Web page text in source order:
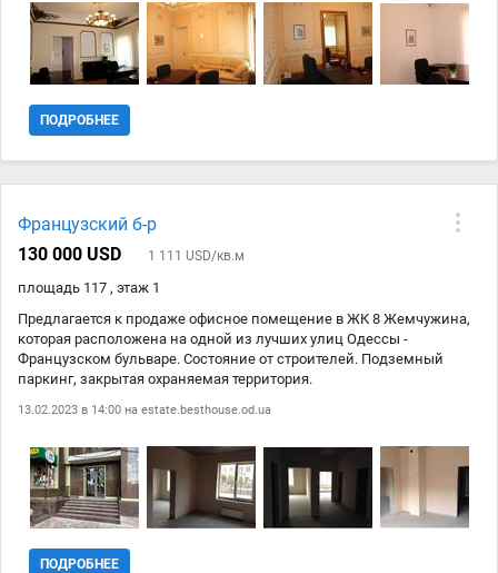
обмена на офисно-производственное помещение.
ПОДРОБНЕЕ
Французский б-р
130 000 USD
1 111 USD/кв.м
площадь 117 , этаж 1
Предлагается к продаже офисное помещение в ЖК 8 Жемчужина,
которая расположена на одной из лучших улиц Одессы -
Французском бульваре. Состояние от строителей. Подземный
паркинг, закрытая охраняемая территория.
13.02.2023 в 14:00 на estate.besthouse.od.ua
ПОДРОБНЕЕ